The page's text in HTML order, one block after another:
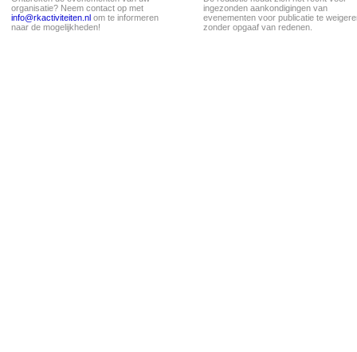
organisatie? Neem contact op met
info@rkactiviteiten.nl om te informeren
naar de mogelijkheden!
ingezonden aankondigingen van
evenementen voor publicatie te
zonder opgaaf van redenen.